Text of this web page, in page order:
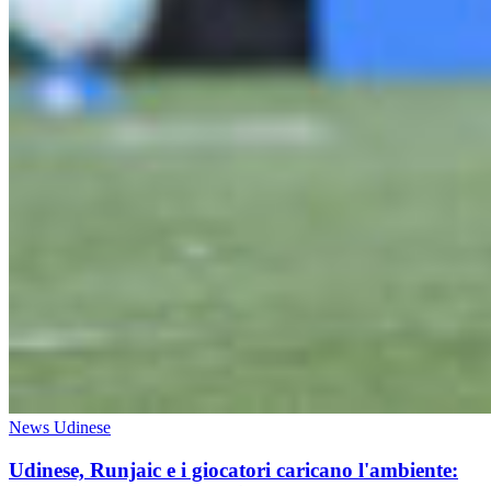
News Udinese
Udinese, Runjaic e i giocatori caricano l'ambiente: